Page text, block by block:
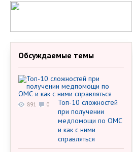
Обсуждаемые темы
Топ-10 сложностей
при получении
медпомощи по ОМС
и как с ними
справляться
891 0